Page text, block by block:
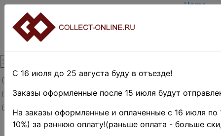
Товары со скидкой
Товары в наличии
Новинки
Home
TERMS
Home»
С 16 июля до 25 августа буду в отъезде!
Заказы оформленные после 15 июля будут
На заказы оформленные и оплаченные с 16 июля по
10%) за раннюю оплату!(раньше оплата - больше